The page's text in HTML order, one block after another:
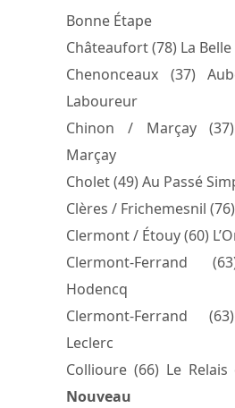
Bonne Étape
Châteaufort (78) La
Chenonceaux (37)
Laboureur
Chinon / Marçay
Marçay
Cholet (49) Au Passé
Clères / Frichemesnil
Clermont / Étouy (60)
Clermont-Ferrand
Hodencq
Clermont-Ferrand
Leclerc
Collioure (66) Le
Nouveau